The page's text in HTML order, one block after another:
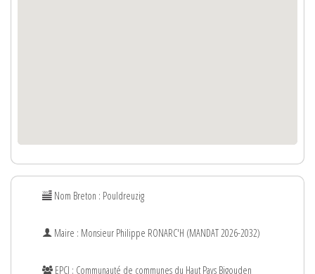
Nom Breton : Pouldreuzig
Maire : Monsieur Philippe RONARC'H (MANDAT 2026-2032)
EPCI : Communauté de communes du Haut Pays Bigouden